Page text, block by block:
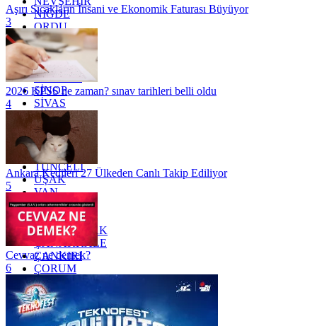
NİĞDE
ORDU
OSMANİYE
RİZE
SAKARYA
SAMSUN
SİNOP
SİVAS
SİİRT
TEKİRDAĞ
TOKAT
TRABZON
TUNCELİ
UŞAK
VAN
YALOVA
YOZGAT
ZONGULDAK
ÇANAKKALE
ÇANKIRI
ÇORUM
İSTANBUL
İZMİR
ŞANLIURFA
ŞIRNAK
Aşırı Sıcakların İnsani ve Ekonomik Faturası Büyüyor
3
2026 KPSS ne zaman? sınav tarihleri belli oldu
4
Ankara Kedileri 27 Ülkeden Canlı Takip Ediliyor
5
Cevvaz ne demek?
6